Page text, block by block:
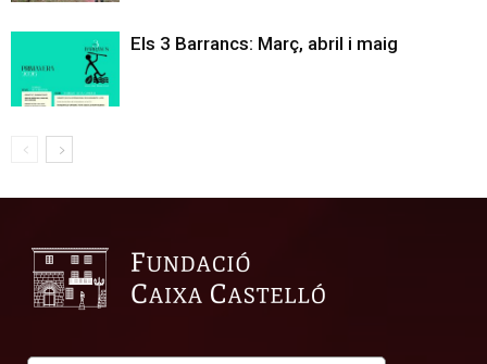
Els 3 Barrancs: Març, abril i maig